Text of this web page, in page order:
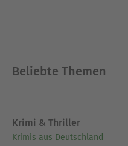
Beliebte Themen
Krimi & Thriller
Krimis aus Deutschland